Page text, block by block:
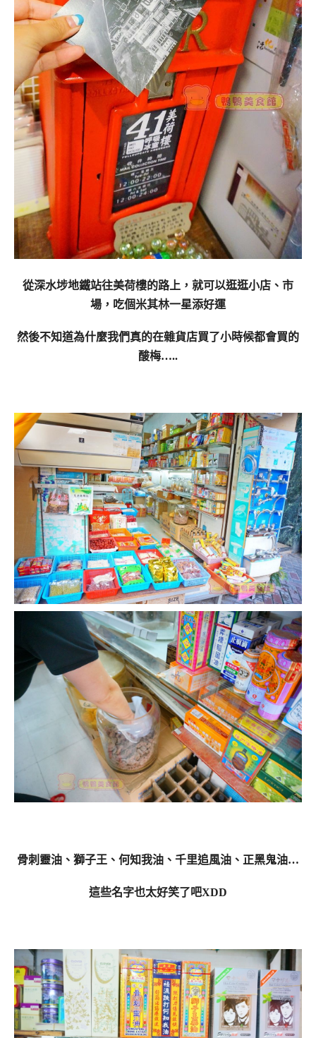
從深水埗地鐵站往美荷樓的路上，就可以逛逛小店、市
場，吃個米其林一星添好運
然後不知道為什麼我們真的在雜貨店買了小時候都會買的
酸梅…..
骨刺靈油、獅子王、何知我油、千里追風油、正黑鬼油…
這些名字也太好笑了吧XDD